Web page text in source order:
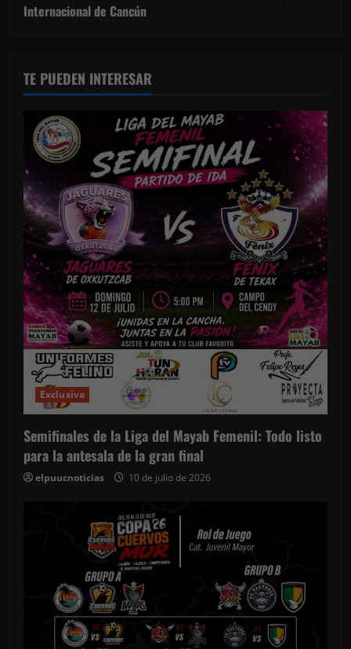
Internacional de Cancún
TE PUEDEN INTERESAR
Exclusiva
Semifinales de la Liga del Mayab Femenil: Todo listo
para la antesala de la gran final
elpuucnoticias 10 de julio de 2026